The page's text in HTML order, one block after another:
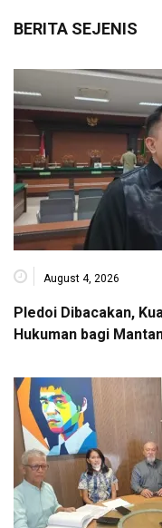
BERITA SEJENIS
August 4, 2026
Pledoi Dibacakan,
Hukuman bagi